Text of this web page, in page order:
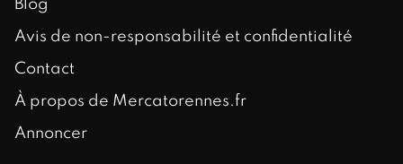
Blog
Avis de non-responsabilité et confidentialité
Contact
À propos de Mercatorennes.fr
Annoncer